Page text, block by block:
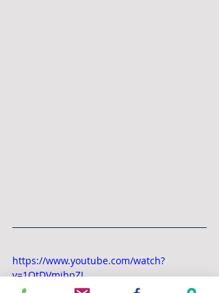
https://www.youtube.com/watch?
v=1OtDVmibpZI